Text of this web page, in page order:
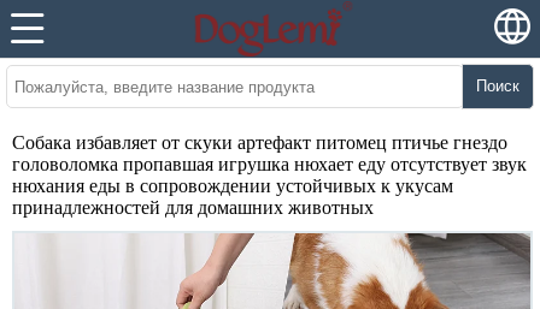
Поиск
Собака избавляет от скуки артефакт питомец птичье гнездо
головоломка пропавшая игрушка нюхает еду отсутствует звук
нюхания еды в сопровождении устойчивых к укусам
принадлежностей для домашних животных